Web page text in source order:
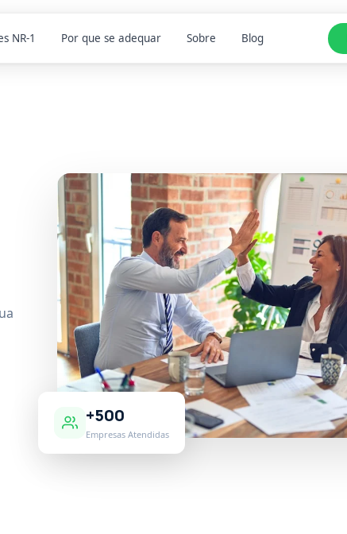
NR-1 Por que se adequar Sobre Blog
+500
Empresas Atendidas